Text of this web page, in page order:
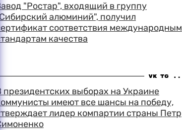
Завод "Ростар", входящий в группу
"Сибирский алюминий", получил
сертификат соответствия международным
стандартам качества
В президентских выборах на Украине
коммунисты имеют все шансы на победу,
утверждает лидер компартии страны Петр
Симоненко